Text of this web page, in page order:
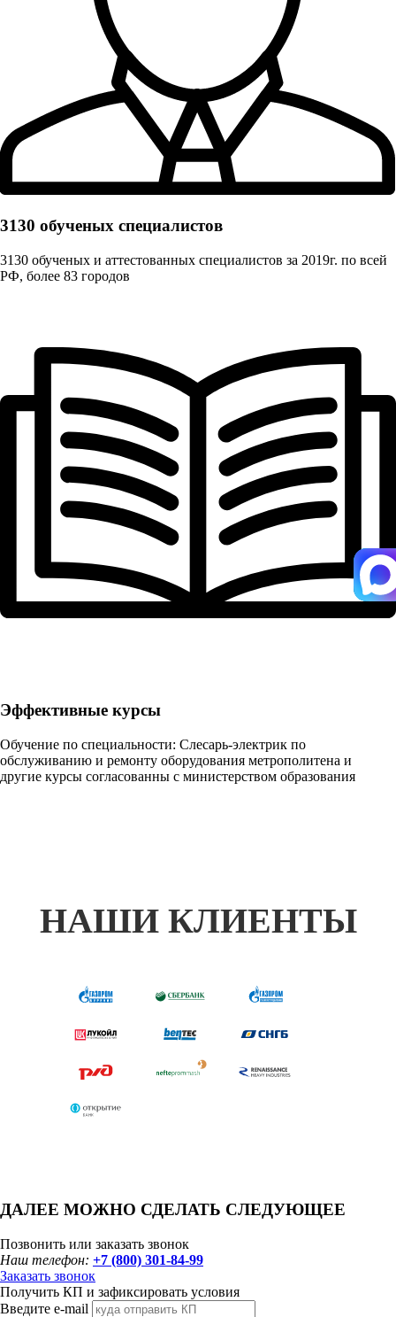
3130 обученых cпециалистов
3130 обученых и аттестованных специалистов за 2019г. по всей
РФ, более 83 городов
Эффективные курсы
Обучение по специальности: Слесарь-электрик по
обслуживанию и ремонту оборудования метрополитена и
другие курсы согласованны с министерством образования
НАШИ КЛИЕНТЫ
ДАЛЕЕ МОЖНО СДЕЛАТЬ СЛЕДУЮЩЕЕ
Позвонить или заказать звонок
Наш телефон: +7 (800) 301-84-99
Заказать звонок
Получить КП и зафиксировать условия
Введите e-mail